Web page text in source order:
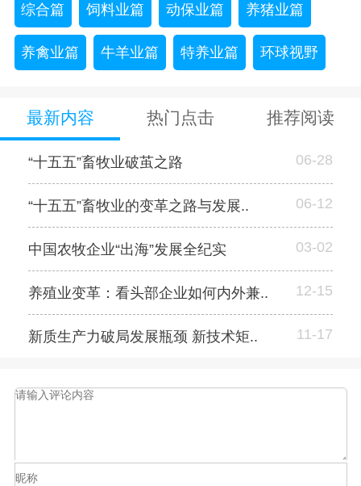
综合篇 饲料业篇 动保业篇 养猪业篇
养禽业篇 牛羊业篇 特养业篇 环球视野
最新内容 热门点击 推荐阅读
“十五五”畜牧业破茧之路 06-28
“十五五”畜牧业的变革之路与发展.. 06-12
中国农牧企业“出海”发展全纪实 03-02
养殖业变革：看头部企业如何内外兼.. 12-15
新质生产力破局发展瓶颈 新技术矩.. 11-17